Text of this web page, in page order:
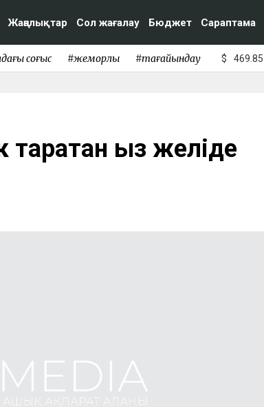
Жаңалықтар Сол жағалау Бюджет Сараптама
соғыс #жемқорлық #тағайындау $ 469.85
қыз желіде